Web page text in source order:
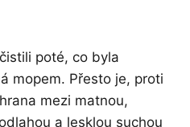
poté, co byla
mopem. Přesto je, proti
mezi matnou,
a lesklou suchou